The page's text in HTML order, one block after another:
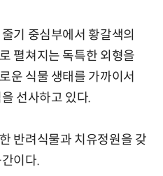
기 중심부에서 황갈색의
펼쳐지는 독특한 외형을
운 식물 생태를 가까이서
선사하고 있다.
반려식물과 치유정원을 갖
이다.